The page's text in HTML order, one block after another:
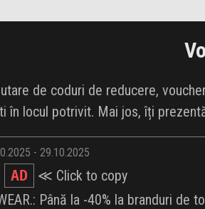
de coduri de reducere,
în locul potrivit. Mai jos, îți
- 29.10.2025
AD
≪ Click to copy
Până la -40% la branduri de